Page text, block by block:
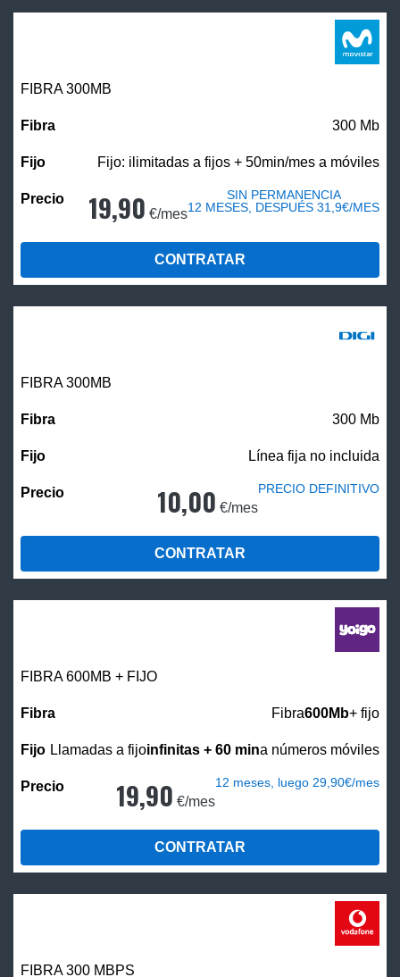
FIBRA 300MB
300 Mb
Fijo: ilimitadas a fijos + 50min/mes a móviles
19,90 €/mes
SIN PERMANENCIA
12 MESES, DESPUÉS 31,9€/MES
CONTRATAR
FIBRA 300MB
300 Mb
Línea fija no incluida
10,00 €/mes
PRECIO DEFINITIVO
CONTRATAR
FIBRA 600MB + FIJO
Fibra600Mb+ fijo
Llamadas a fijoinfinitas + 60 mina números móviles
19,90 €/mes
12 meses, luego 29,90€/mes
CONTRATAR
FIBRA 300 MBPS